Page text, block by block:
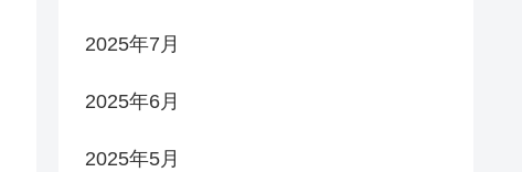
2025年7月
2025年6月
2025年5月